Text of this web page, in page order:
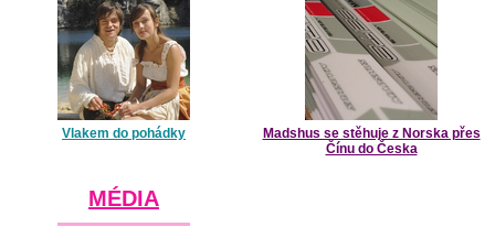
Vlakem do pohádky
Madshus se stěhuje z Norska přes
Čínu do Česka
MÉDIA